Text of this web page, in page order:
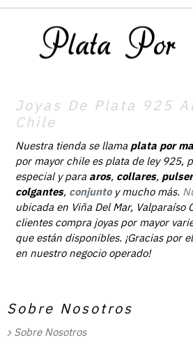
Joyas De Plata 925
Chile
Nuestra tienda se llama plata por
por mayor chile es plata de ley 925,
especial y para aros, collares,
colgantes, conjunto y mucho más.
ubicada en Viña Del Mar, Valparaíso
clientes compra joyas por mayor
que están disponibles. ¡Gracias por
en nuestro negocio operado!
Sobre Nosotros
Sobre Nosotros